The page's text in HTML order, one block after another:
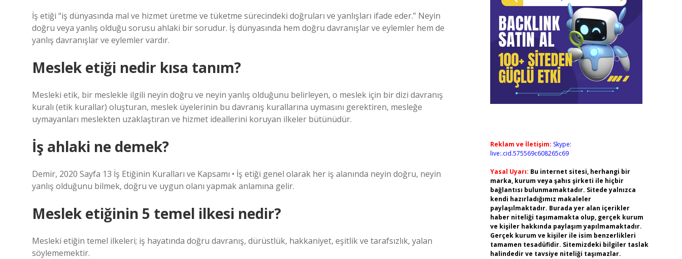
İş etiği “iş dünyasında mal ve hizmet üretme ve tüketme sürecindeki doğruları ve yanlışları ifade eder.” Neyin
doğru veya yanlış olduğu sorusu ahlaki bir sorudur. İş dünyasında hem doğru davranışlar ve eylemler hem de
yanlış davranışlar ve eylemler vardır.
Meslek etiği nedir kısa tanım?
Mesleki etik, bir meslekle ilgili neyin doğru ve neyin yanlış olduğunu belirleyen, o meslek için bir dizi davranış
kuralı (etik kurallar) oluşturan, meslek üyelerinin bu davranış kurallarına uymasını gerektiren, mesleğe
uymayanları meslekten uzaklaştıran ve hizmet ideallerini koruyan ilkeler bütünüdür.
İş ahlaki ne demek?
Demir, 2020 Sayfa 13 İş Etiğinin Kuralları ve Kapsamı • İş etiği genel olarak her iş alanında neyin doğru, neyin
yanlış olduğunu bilmek, doğru ve uygun olanı yapmak anlamına gelir.
Meslek etiğinin 5 temel ilkesi nedir?
Mesleki etiğin temel ilkeleri; iş hayatında doğru davranış, dürüstlük, hakkaniyet, eşitlik ve tarafsızlık, yalan
söylememektir.
Reklam ve İletişim: Skype:
live:.cid.575569c608265c69
Yasal Uyarı: Bu internet sitesi, herhangi bir
marka, kurum veya şahıs şirketi ile hiçbir
bağlantısı bulunmamaktadır. Sitede yalnızca
kendi hazırladığımız makaleler
paylaşılmaktadır. Burada yer alan içerikler
haber niteliği taşımamakta olup, gerçek kurum
ve kişiler hakkında paylaşım yapılmamaktadır.
Gerçek kurum ve kişiler ile isim benzerlikleri
tamamen tesadüfidir. Sitemizdeki bilgiler taslak
halindedir ve tavsiye niteliği taşımazlar.